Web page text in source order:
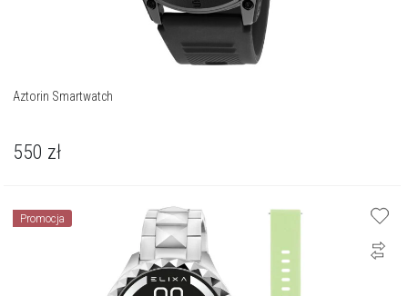
Aztorin Smartwatch
550 zł
Promocja